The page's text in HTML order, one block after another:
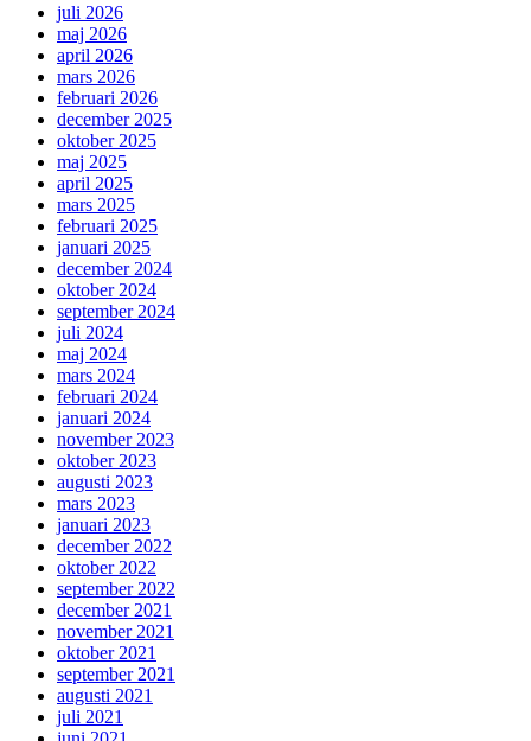
juli 2026
maj 2026
april 2026
mars 2026
februari 2026
december 2025
oktober 2025
maj 2025
april 2025
mars 2025
februari 2025
januari 2025
december 2024
oktober 2024
september 2024
juli 2024
maj 2024
mars 2024
februari 2024
januari 2024
november 2023
oktober 2023
augusti 2023
mars 2023
januari 2023
december 2022
oktober 2022
september 2022
december 2021
november 2021
oktober 2021
september 2021
augusti 2021
juli 2021